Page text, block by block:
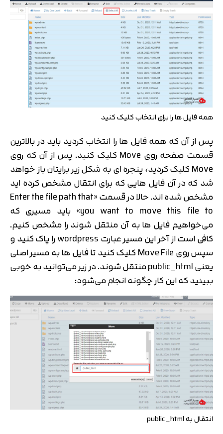
همه فایل ها را برای انتخاب کلیک کنید
پس از آن که همه فایل ها را انتخاب کردید باید در بالاترین
قسمت صفحه روی Move کلیک کنید. پس از آن که روی
Move کلیک کردید، پنجره ای به شکل زیر برایتان باز خواهد
شد که در آن فایل هایی که برای انتقال مشخص کرده اید
مشخص شده اند. حالا در قسمت «Enter the file path that
you want to move this file to» باید مسیری که
می‌خواهیم فایل ها به آن منتقل شوند را مشخص کنیم.
کافی است از آخر این مسیر عبارت wordpress را پاک کنید و
سپس روی Move File کلیک کنید تا فایل ها به مسیر اصلی
یعنی public_html منتقل شوند. در زیر می‌توانید به خوبی
ببینید که این کار چگونه انجام می‌شود:
انتقال به public_html